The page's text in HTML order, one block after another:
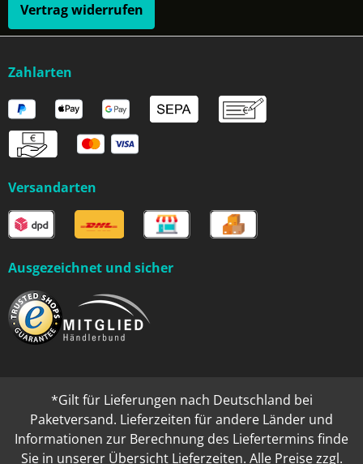
Vertrag widerrufen
Zahlarten
Versandarten
Ausgezeichnet und sicher
*Gilt für Lieferungen nach Deutschland bei
Paketversand. Lieferzeiten für andere Länder und
Informationen zur Berechnung des Liefertermins finde
Sie in unserer Übersicht Lieferzeiten. Alle Preise zzgl.